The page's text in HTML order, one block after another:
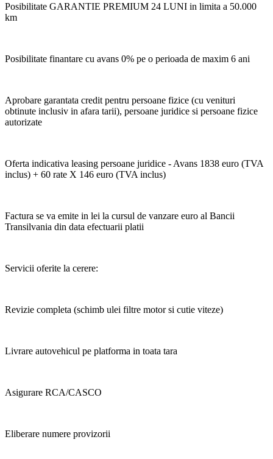
Posibilitate GARANTIE PREMIUM 24 LUNI in limita a 50.000
km
Posibilitate finantare cu avans 0% pe o perioada de maxim 6 ani
Aprobare garantata credit pentru persoane fizice (cu venituri
obtinute inclusiv in afara tarii), persoane juridice si persoane fizice
autorizate
Oferta indicativa leasing persoane juridice - Avans 1838 euro (TVA
inclus) + 60 rate X 146 euro (TVA inclus)
Factura se va emite in lei la cursul de vanzare euro al Bancii
Transilvania din data efectuarii platii
Servicii oferite la cerere:
Revizie completa (schimb ulei filtre motor si cutie viteze)
Livrare autovehicul pe platforma in toata tara
Asigurare RCA/CASCO
Eliberare numere provizorii